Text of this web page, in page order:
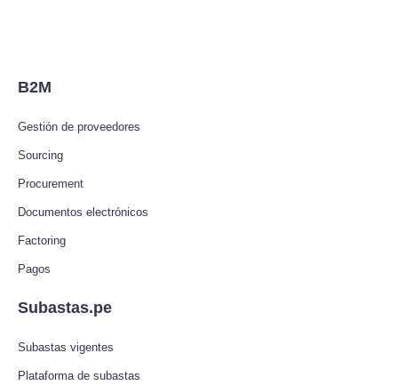
B2M
Gestión de proveedores
Sourcing
Procurement
Documentos electrónicos
Factoring
Pagos
Subastas.pe
Subastas vigentes
Plataforma de subastas